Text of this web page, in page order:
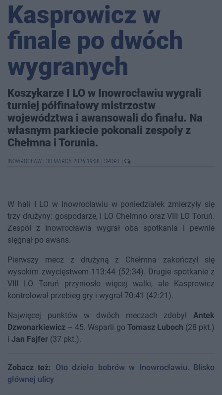
Kasprowicz w
finale po dwóch
wygranych
Koszykarze I LO w Inowrocławiu wygrali
turniej półfinałowy mistrzostw
województwa i awansowali do finału. Na
własnym parkiecie pokonali zespoły z
Chełmna i Torunia.
INOWROCŁAW 30 MARCA 2026 19:08 SPORT
W hali I LO w Inowrocławiu w poniedziałek zmierzyły się
trzy drużyny: gospodarze, I LO Chełmno oraz VIII LO Toruń.
Zespół z Inowrocławia wygrał oba spotkania i pewnie
sięgnął po awans.
Pierwszy mecz z drużyną z Chełmna zakończył się
wysokim zwycięstwem 113:44 (52:34). Drugie spotkanie z
VIII LO Toruń przyniosło więcej walki, ale Kasprowicz
kontrolował przebieg gry i wygrał 70:41 (42:21).
Najwięcej punktów w dwóch meczach zdobył Antek
Dzwonarkiewicz – 45. Wsparli go Tomasz Luboch (28 pkt.)
i Jan Fajfer (37 pkt.).
Zobacz też: Oto dzieło bobrów w Inowrocławiu. Blisko
głównej ulicy